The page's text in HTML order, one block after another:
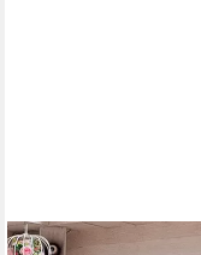
OUTSUNNY